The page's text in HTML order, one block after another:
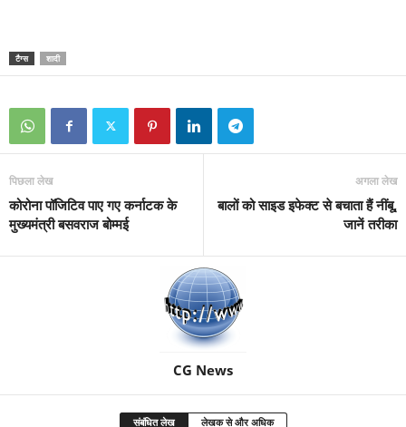
टैग्स शादी
पिछला लेख
कोरोना पॉजिटिव पाए गए कर्नाटक के
मुख्यमंत्री बसवराज बोम्मई
अगला लेख
बालों को साइड इफेक्ट से बचाता हैं नींबू,
जानें तरीका
CG News
संबंधित लेख लेखक से और अधिक